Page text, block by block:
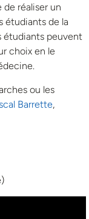
de réaliser un
étudiants de la
étudiants peuvent
choix en le
ou les
Barrette,